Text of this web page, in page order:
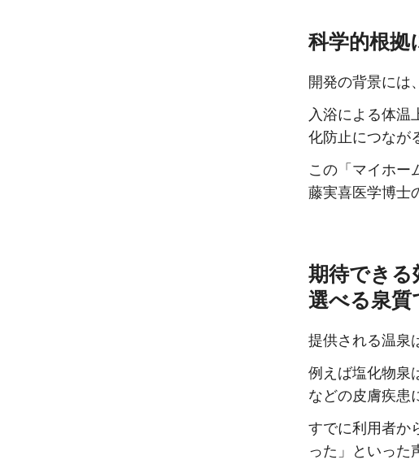
科学的根拠
開発の背景には
入浴による体温
化防止につなが
この「マイホー
藤実喜医学博士
期待できる
選べる泉質
提供される温泉
例えば塩化物泉
などの皮膚疾患
すでに利用者か
った」といった